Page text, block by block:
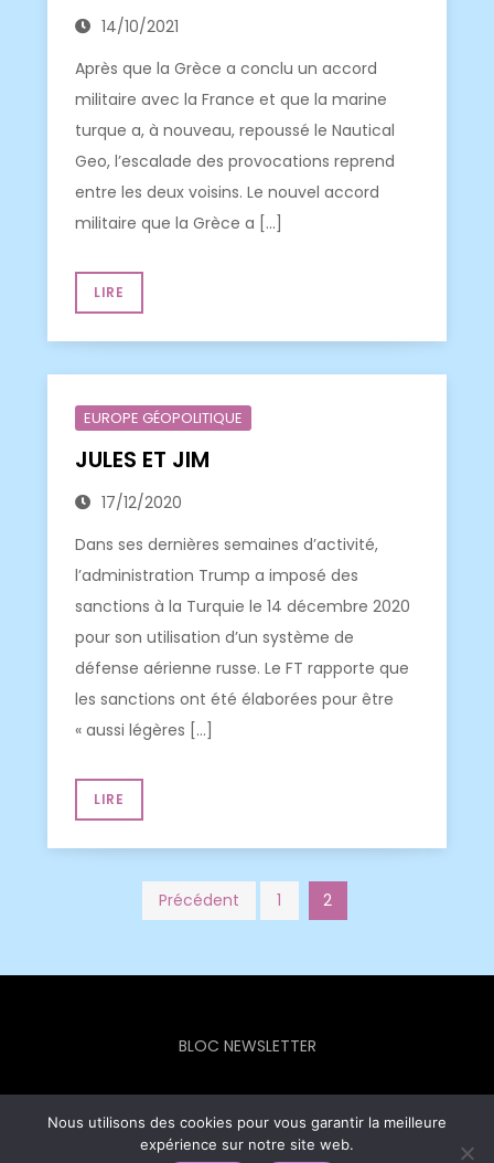
14/10/2021
Après que la Grèce a conclu un accord
militaire avec la France et que la marine
turque a, à nouveau, repoussé le Nautical
Geo, l’escalade des provocations reprend
entre les deux voisins. Le nouvel accord
militaire que la Grèce a […]
LIRE
EUROPE GÉOPOLITIQUE
JULES ET JIM
17/12/2020
Dans ses dernières semaines d’activité,
l’administration Trump a imposé des
sanctions à la Turquie le 14 décembre 2020
pour son utilisation d’un système de
défense aérienne russe. Le FT rapporte que
les sanctions ont été élaborées pour être
« aussi légères […]
LIRE
Pagination
des
publications
Précédent 1 2
BLOC NEWSLETTER
Europe Info Hebdo © 2023 - Theme Focus Blog by Creativ
Nous utilisons des cookies pour vous garantir la meilleure
expérience sur notre site web.